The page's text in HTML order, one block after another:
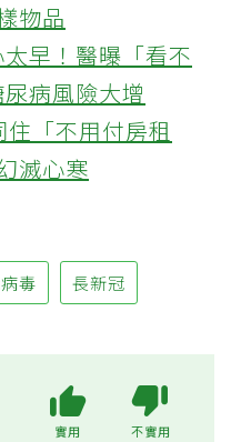
物品
早！醫曝「看不
病風險大增
「不用付房租
滅心寒
毒 長新冠
實用 不實用